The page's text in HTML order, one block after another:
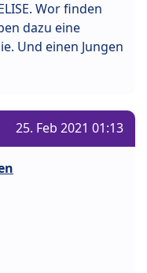
Wor finden
dazu eine
Und einen Jungen
25. Feb 2021 01:13